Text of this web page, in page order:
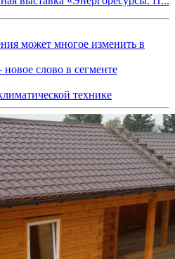
может многое изменить в
слово в сегменте
технике